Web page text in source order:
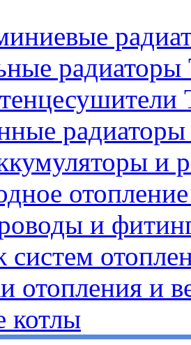
и
и
отопления и
котлы